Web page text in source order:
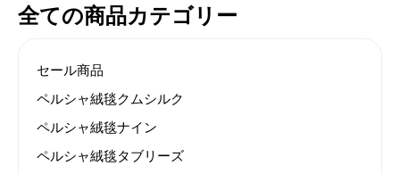
全ての商品カテゴリー
セール商品
ペルシャ絨毯クムシルク
ペルシャ絨毯ナイン
ペルシャ絨毯タブリーズ